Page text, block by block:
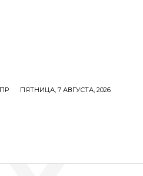
ПЯТНИЦА, 7 АВГУСТА, 2026